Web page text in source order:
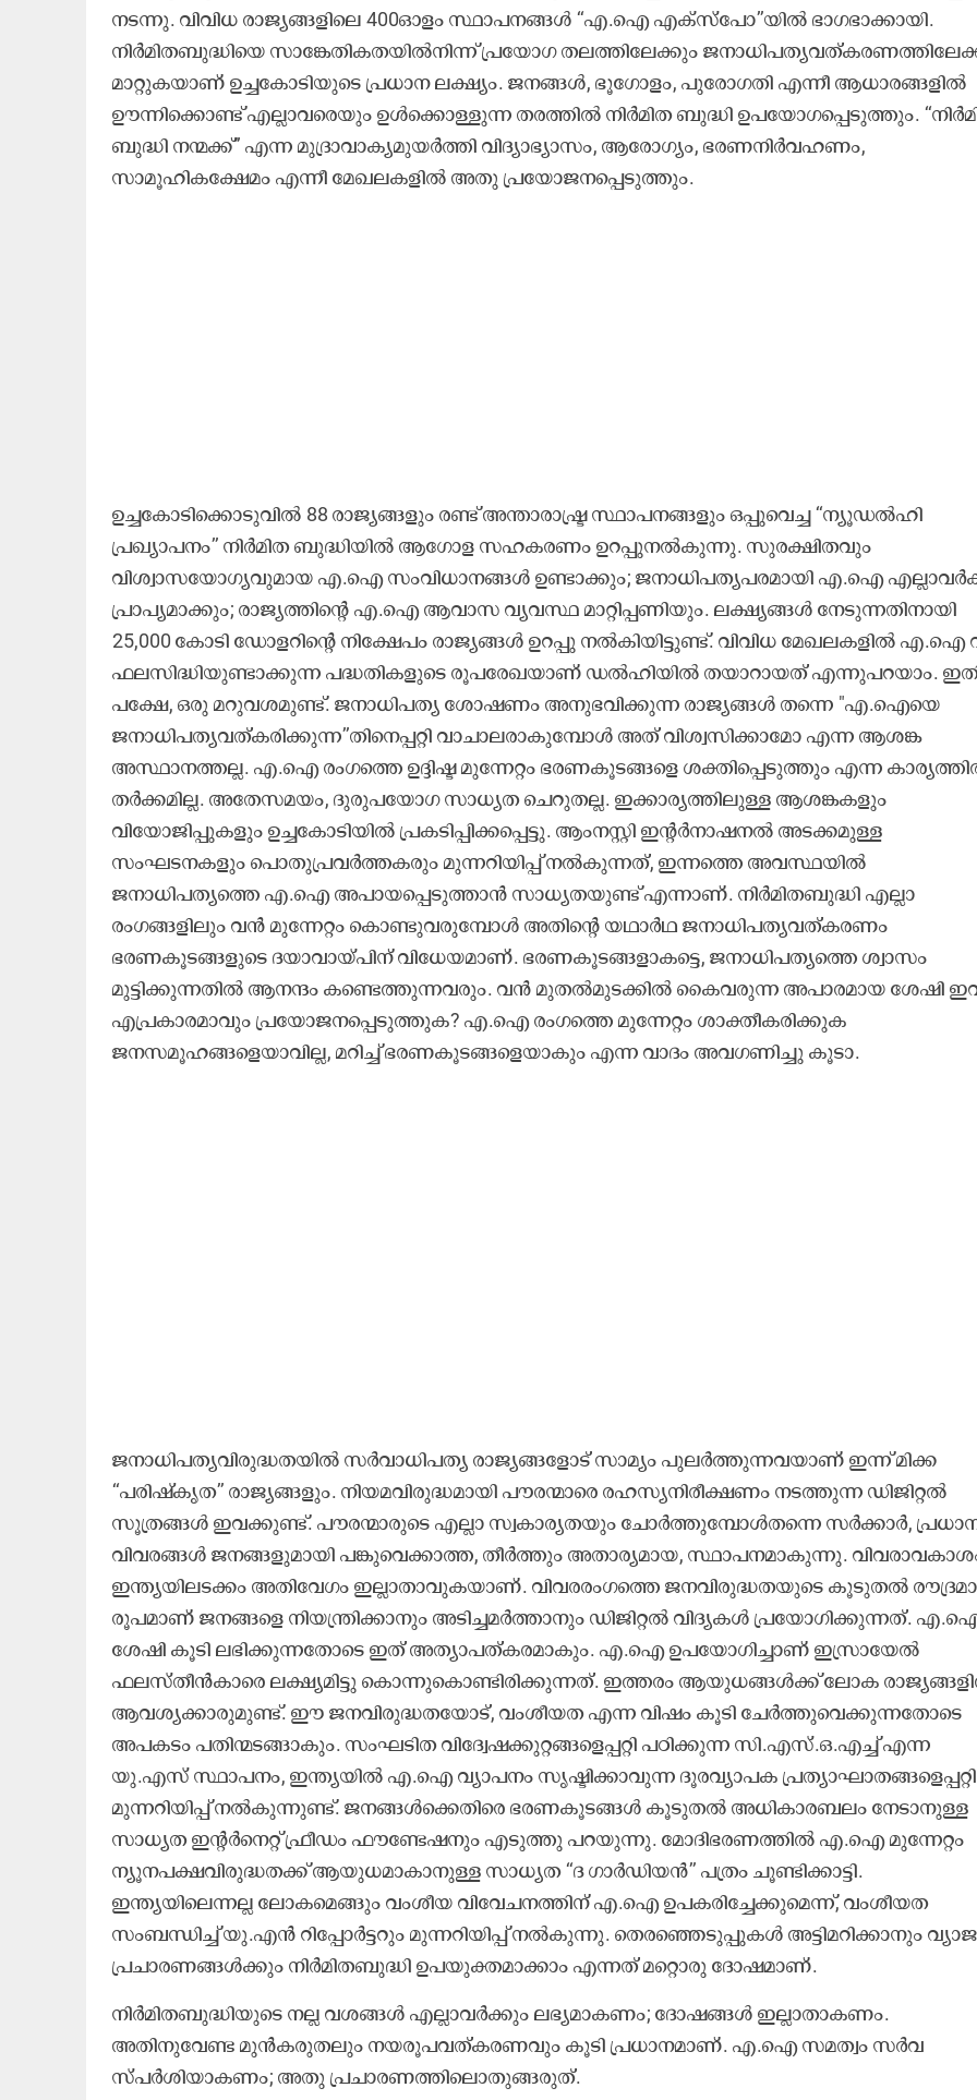
നടന്നു. വിവിധ രാജ്യങ്ങളിലെ 400ഓളം സ്ഥാപനങ്ങൾ ‘‘എ.ഐ എക്സ്പോ’’യിൽ ഭാഗഭാക്കായി.
നിർമിതബുദ്ധിയെ സാങ്കേതികതയിൽനിന്ന് പ്രയോഗ തലത്തിലേക്കും
മാറ്റുകയാണ് ഉച്ചകോടിയുടെ പ്രധാന ലക്ഷ്യം. ജനങ്ങൾ, ഭൂഗോളം, പുരോഗതി എന്നീ ആധാരങ്ങളിൽ
ഊന്നിക്കൊണ്ട് എല്ലാവരെയും ഉൾക്കൊള്ളുന്ന തരത്തിൽ നിർമിത ബുദ്ധി ഉപയോഗപ്പെടുത്തും.
ബുദ്ധി നന്മക്ക്’’ എന്ന മുദ്രാവാക്യമുയർത്തി വിദ്യാഭ്യാസം, ആരോഗ്യം, ഭരണനിർവഹണം,
സാമൂഹികക്ഷേമം എന്നീ മേഖലകളിൽ അതു പ്രയോജനപ്പെടുത്തും.
ഉച്ചകോടിക്കൊടുവിൽ 88 രാജ്യങ്ങളും രണ്ട് അന്താരാഷ്ട്ര സ്ഥാപനങ്ങളും ഒപ്പുവെച്ച ‘‘ന്യൂഡൽഹി
പ്രഖ്യാപനം’’ നിർമിത ബുദ്ധിയിൽ ആഗോള സഹകരണം ഉറപ്പുനൽകുന്നു. സുരക്ഷിതവും
വിശ്വാസയോഗ്യവുമായ എ.ഐ സംവിധാനങ്ങൾ ഉണ്ടാക്കും; ജനാധിപത്യപരമായി എ.ഐ
പ്രാപ്യമാക്കും; രാജ്യത്തിന്‍റെ എ.ഐ ആവാസ വ്യവസ്ഥ മാറ്റിപ്പണിയും. ലക്ഷ്യങ്ങൾ നേടുന്നതിനായി
25,000 കോടി ഡോളറിന്‍റെ നിക്ഷേപം രാജ്യങ്ങൾ ഉറപ്പു നൽകിയിട്ടുണ്ട്. വിവിധ മേഖലകളിൽ എ.ഐ
ഫലസിദ്ധിയുണ്ടാക്കുന്ന പദ്ധതികളുടെ രൂപരേഖയാണ് ഡൽഹിയിൽ തയാറായത് എന്നുപറയാം.
പക്ഷേ, ഒരു മറുവശമുണ്ട്. ജനാധിപത്യ ശോഷണം അനുഭവിക്കുന്ന രാജ്യങ്ങൾ തന്നെ "എ.ഐയെ
ജനാധിപത്യവത്കരിക്കുന്ന’’തിനെപ്പറ്റി വാചാലരാകുമ്പോൾ അത് വിശ്വസിക്കാമോ എന്ന ആശങ്ക
അസ്ഥാനത്തല്ല. എ.ഐ രംഗത്തെ ഉദ്ദിഷ്ട മുന്നേറ്റം ഭരണകൂടങ്ങളെ ശക്തിപ്പെടുത്തും എന്ന
തർക്കമില്ല. അതേസമയം, ദുരുപയോഗ സാധ്യത ചെറുതല്ല. ഇക്കാര്യത്തിലുള്ള ആശങ്കകളും
വിയോജിപ്പുകളും ഉച്ചകോടിയിൽ പ്രകടിപ്പിക്കപ്പെട്ടു. ആംനസ്റ്റി ഇന്‍റർനാഷനൽ അടക്കമുള്ള
സംഘടനകളും പൊതുപ്രവർത്തകരും മുന്നറിയിപ്പ് നൽകുന്നത്, ഇന്നത്തെ അവസ്ഥയിൽ
ജനാധിപത്യത്തെ എ.ഐ അപായപ്പെടുത്താൻ സാധ്യതയുണ്ട് എന്നാണ്. നിർമിതബുദ്ധി എല്ലാ
രംഗങ്ങളിലും വൻ മുന്നേറ്റം കൊണ്ടുവരുമ്പോൾ അതിന്‍റെ യഥാർഥ ജനാധിപത്യവത്കരണം
ഭരണകൂടങ്ങളുടെ ദയാവായ്പിന് വിധേയമാണ്. ഭരണകൂടങ്ങളാകട്ടെ, ജനാധിപത്യത്തെ ശ്വാസം
മുട്ടിക്കുന്നതിൽ ആനന്ദം കണ്ടെത്തുന്നവരും. വൻ മുതൽമുടക്കിൽ കൈവരുന്ന അപാരമായ ശേഷി
എപ്രകാരമാവും പ്രയോജനപ്പെടുത്തുക? എ.ഐ രംഗത്തെ മുന്നേറ്റം ശാക്തീകരിക്കുക
ജനസമൂഹങ്ങളെയാവില്ല, മറിച്ച് ഭരണകൂടങ്ങളെയാകും എന്ന വാദം അവഗണിച്ചു കൂടാ.
ജനാധിപത്യവിരുദ്ധതയിൽ സർവാധിപത്യ രാജ്യങ്ങളോട് സാമ്യം പുലർത്തുന്നവയാണ് ഇന്ന് മിക്ക
‘‘പരിഷ്കൃത’’ രാജ്യങ്ങളും. നിയമവിരുദ്ധമായി പൗരന്മാരെ രഹസ്യനിരീക്ഷണം നടത്തുന്ന ഡിജിറ്റൽ
സൂത്രങ്ങൾ ഇവക്കുണ്ട്. പൗരന്മാരുടെ എല്ലാ സ്വകാര്യതയും ചോർത്തുമ്പോൾതന്നെ സർക്കാർ,
വിവരങ്ങൾ ജനങ്ങളുമായി പങ്കുവെക്കാത്ത, തീർത്തും അതാര്യമായ, സ്ഥാപനമാകുന്നു.
ഇന്ത്യയിലടക്കം അതിവേഗം ഇല്ലാതാവുകയാണ്. വിവരരംഗത്തെ ജനവിരുദ്ധതയുടെ കൂടുതൽ
രൂപമാണ് ജനങ്ങളെ നിയന്ത്രിക്കാനും അടിച്ചമർത്താനും ഡിജിറ്റൽ വിദ്യകൾ പ്രയോഗിക്കുന്നത്.
ശേഷി കൂടി ലഭിക്കുന്നതോടെ ഇത് അത്യാപത്കരമാകും. എ.ഐ ഉപയോഗിച്ചാണ് ഇസ്രായേൽ
ഫലസ്തീൻകാരെ ലക്ഷ്യമിട്ടു കൊന്നുകൊണ്ടിരിക്കുന്നത്. ഇത്തരം ആയുധങ്ങൾക്ക് ലോക
ആവശ്യക്കാരുമുണ്ട്. ഈ ജനവിരുദ്ധതയോട്, വംശീയത എന്ന വിഷം കൂടി ചേർത്തുവെക്കുന്നതോടെ
അപകടം പതിന്മടങ്ങാകും. സംഘടിത വിദ്വേഷക്കുറ്റങ്ങളെപ്പറ്റി പഠിക്കുന്ന സി.എസ്.ഒ.എച്ച് എന്ന
യു.എസ് സ്ഥാപനം, ഇന്ത്യയിൽ എ.ഐ വ്യാപനം സൃഷ്ടിക്കാവുന്ന ദൂരവ്യാപക പ്രത്യാഘാതങ്ങളെപ്പറ്റി
മുന്നറിയിപ്പ് നൽകുന്നുണ്ട്. ജനങ്ങൾക്കെതിരെ ഭരണകൂടങ്ങൾ കൂടുതൽ അധികാരബലം നേടാനുള്ള
സാധ്യത ഇന്‍റർനെറ്റ് ഫ്രീഡം ഫൗണ്ടേഷനും എടുത്തു പറയുന്നു. മോദിഭരണത്തിൽ എ.ഐ മുന്നേറ്റം
ന്യൂനപക്ഷവിരുദ്ധതക്ക് ആയുധമാകാനുള്ള സാധ്യത ‘‘ദ ഗാർഡിയൻ’’ പത്രം ചൂണ്ടിക്കാട്ടി.
ഇന്ത്യയിലെന്നല്ല ലോകമെങ്ങും വംശീയ വിവേചനത്തിന് എ.ഐ ഉപകരിച്ചേക്കുമെന്ന്, വംശീയത
സംബന്ധിച്ച് യു.എൻ റിപ്പോർട്ടറും മുന്നറിയിപ്പ് നൽകുന്നു. തെരഞ്ഞെടുപ്പുകൾ അട്ടിമറിക്കാനും വ്യാജ
പ്രചാരണങ്ങൾക്കും നിർമിതബുദ്ധി ഉപയുക്തമാക്കാം എന്നത് മറ്റൊരു ദോഷമാണ്.
നിർമിതബുദ്ധിയുടെ നല്ല വശങ്ങൾ എല്ലാവർക്കും ലഭ്യമാകണം; ദോഷങ്ങൾ ഇല്ലാതാകണം.
അതിനുവേണ്ട മുൻകരുതലും നയരൂപവത്കരണവും കൂടി പ്രധാനമാണ്. എ.ഐ സമത്വം സർവ
സ്പർശിയാകണം; അതു പ്രചാരണത്തിലൊതുങ്ങരുത്.